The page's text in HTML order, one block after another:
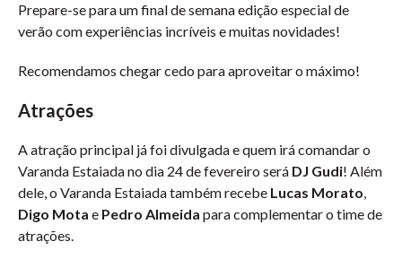
Prepare-se para um final de semana edição especial de
verão com experiências incríveis e muitas novidades!
Recomendamos chegar cedo para aproveitar o máximo!
Atrações
A atração principal já foi divulgada e quem irá comandar o
Varanda Estaiada no dia 24 de fevereiro será DJ Gudi! Além
dele, o Varanda Estaiada também recebe Lucas Morato,
Digo Mota e Pedro Almeida para complementar o time de
atrações.